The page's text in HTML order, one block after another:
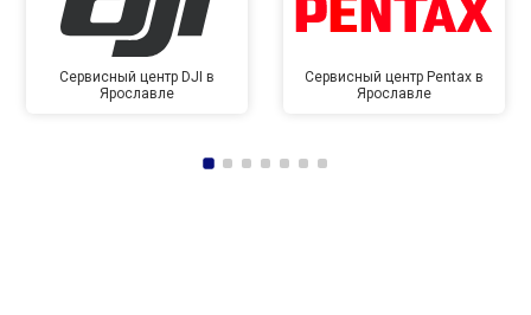
Сервисный центр DJI в
Ярославле
Сервисный центр Pentax в
Ярославле